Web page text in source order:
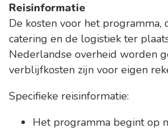
Reisinformatie
De kosten voor het programma,
catering en de logistiek ter
Nederlandse overheid worden
verblijfkosten zijn voor eigen
Specifieke reisinformatie:
Het programma begint op